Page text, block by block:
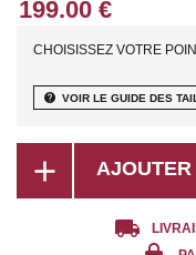
CHOISISSEZ VOTRE
help VOIR LE GUIDE DES
add
local_shipping